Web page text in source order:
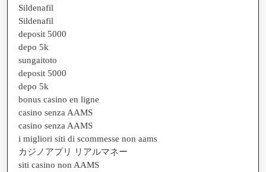
Sildenafil
Sildenafil
deposit 5000
depo 5k
sungaitoto
deposit 5000
depo 5k
bonus casino en ligne
casino senza AAMS
casino senza AAMS
i migliori siti di scommesse non aams
カジノアプリ リアルマネー
siti casino non AAMS